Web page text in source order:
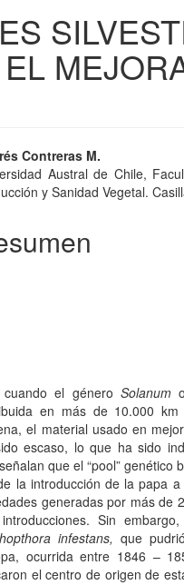
Contreras M.
Austral de Chile,
y Sanidad Vegetal.
el género Solanum
en más de 10.000
el material usado en
escaso, lo que ha sido
que el “pool” genético
la introducción de la papa
generadas por más de
Sin
infestans,que
ocurrida entre 1846 –
el centro de origen de